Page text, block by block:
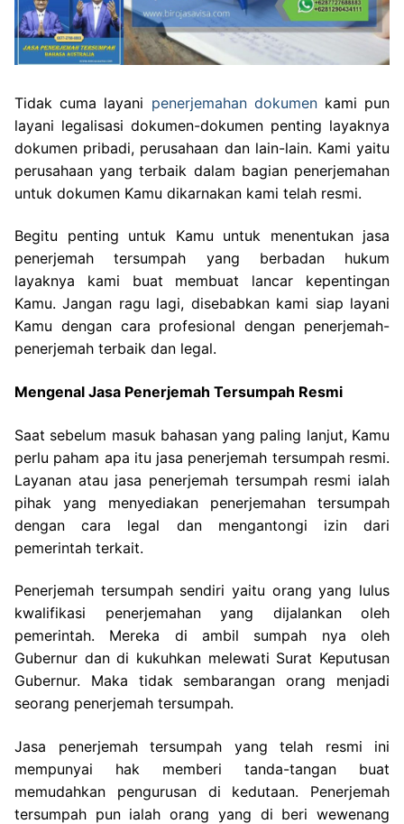
Tidak cuma layani penerjemahan dokumenkami pun
layani legalisasi dokumen-dokumen penting layaknya
dokumen pribadi, perusahaan dan lain-lain. Kami yaitu
perusahaan yang terbaik dalam bagian penerjemahan
untuk dokumen Kamu dikarnakan kami telah resmi.
Begitu penting untuk Kamu untuk menentukan jasa
penerjemah tersumpah yang berbadan hukum
layaknya kami buat membuat lancar kepentingan
Kamu. Jangan ragu lagi, disebabkan kami siap layani
Kamu dengan cara profesional dengan penerjemah-
penerjemah terbaik dan legal.
Mengenal Jasa Penerjemah Tersumpah Resmi
Saat sebelum masuk bahasan yang paling lanjut, Kamu
perlu paham apa itu jasa penerjemah tersumpah resmi.
Layanan atau jasa penerjemah tersumpah resmi ialah
pihak yang menyediakan penerjemahan tersumpah
dengan cara legal dan mengantongi izin dari
pemerintah terkait.
Penerjemah tersumpah sendiri yaitu orang yang lulus
kwalifikasi penerjemahan yang dijalankan oleh
pemerintah. Mereka di ambil sumpah nya oleh
Gubernur dan di kukuhkan melewati Surat Keputusan
Gubernur. Maka tidak sembarangan orang menjadi
seorang penerjemah tersumpah.
Jasa penerjemah tersumpah yang telah resmi ini
mempunyai hak memberi tanda-tangan buat
memudahkan pengurusan di kedutaan. Penerjemah
tersumpah pun ialah orang yang di beri wewenang